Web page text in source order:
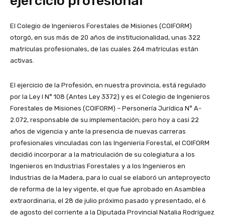
El Colegio de Ingenieros Forestales de Misiones (COIFORM)
otorgó, en sus más de 20 años de institucionalidad, unas 322
matrículas profesionales, de las cuales 264 matrículas están
activas.
El ejercicio de la Profesión, en nuestra provincia, está regulado
por la Ley I N° 108 (Antes Ley 3372) y es el Colegio de Ingenieros
Forestales de Misiones (COIFORM) – Personería Jurídica N° A-
2.072, responsable de su implementación; pero hoy a casi 22
años de vigencia y ante la presencia de nuevas carreras
profesionales vinculadas con las Ingeniería Forestal, el COIFORM
decidió incorporar a la matriculación de su colegiatura a los
Ingenieros en Industrias Forestales y a los Ingenieros en
Industrias de la Madera, para lo cual se elaboró un anteproyecto
de reforma de la ley vigente, el que fue aprobado en Asamblea
extraordinaria, el 28 de julio próximo pasado y presentado, el 6
de agosto del corriente a la Diputada Provincial Natalia Rodríguez